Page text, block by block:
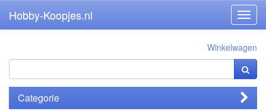
Hobby-Koopjes.nl
Winkelwagen
Categorie